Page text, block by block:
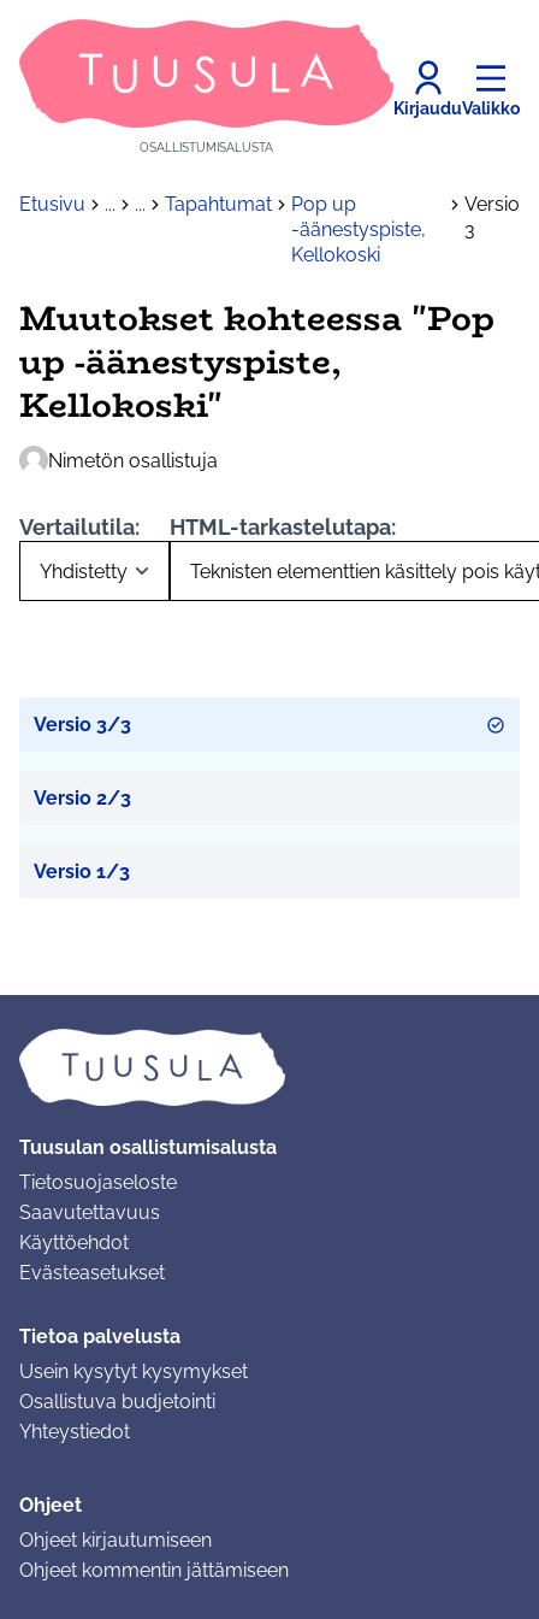
OSALLISTUMISALUSTA
KirjauduValikko
Etusivu ... ... Tapahtumat
Pop up
-äänestyspiste,
Kellokoski
Versio
3
Muutokset kohteessa "Pop
up -äänestyspiste,
Kellokoski"
Nimetön osallistuja
Vertailutila: HTML-tarkastelutapa:
Versio 3/3
Versio 2/3
Versio 1/3
Tuusulan osallistumisalusta
Tietosuojaseloste
Saavutettavuus
Käyttöehdot
Evästeasetukset
Tietoa palvelusta
Usein kysytyt kysymykset
Osallistuva budjetointi
Yhteystiedot
Ohjeet
Ohjeet kirjautumiseen
Ohjeet kommentin jättämiseen